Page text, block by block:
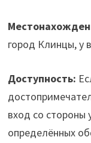
город Клинцы, у
Доступность:
вход со
определённых